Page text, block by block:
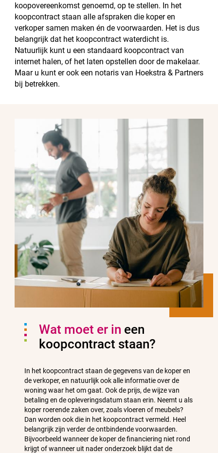
koopovereenkomst genoemd, op te stellen. In het
koopcontract staan alle afspraken die koper en
verkoper samen maken én de voorwaarden. Het is dus
belangrijk dat het koopcontract waterdicht is.
Natuurlijk kunt u een standaard koopcontract van
internet halen, of het laten opstellen door de makelaar.
Maar u kunt er ook een notaris van Hoekstra & Partners
bij betrekken.
Wat moet er in een
koopcontract staan?
In het koopcontract staan de gegevens van de koper en
de verkoper, en natuurlijk ook alle informatie over de
woning waar het om gaat. Ook de prijs, de wijze van
betaling en de opleveringsdatum staan erin. Neemt u als
koper roerende zaken over, zoals vloeren of meubels?
Dan worden ook die in het koopcontract vermeld. Heel
belangrijk zijn verder de ontbindende voorwaarden.
Bijvoorbeeld wanneer de koper de financiering niet rond
krijgt of wanneer uit nader onderzoek blijkt dat de